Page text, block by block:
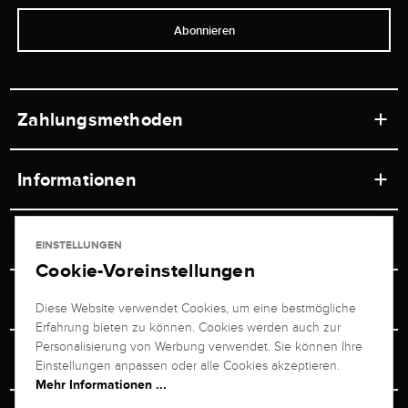
Abonnieren
Zahlungsmethoden
Informationen
Ladengeschäft
Versand & Zahlung
Ratgeber
Service
Newsletterabmeldung
Retouren-Service
Juwelier Brogle
Über uns
Unternehmen
Persönlicher Berater
EINSTELLUNGEN
Cookie-Voreinstellungen
Diese Website verwendet Cookies, um eine bestmögliche
Erfahrung bieten zu können. Cookies werden auch zur
Personalisierung von Werbung verwendet. Sie können Ihre
Einstellungen anpassen oder alle Cookies akzeptieren.
Mehr Informationen ...